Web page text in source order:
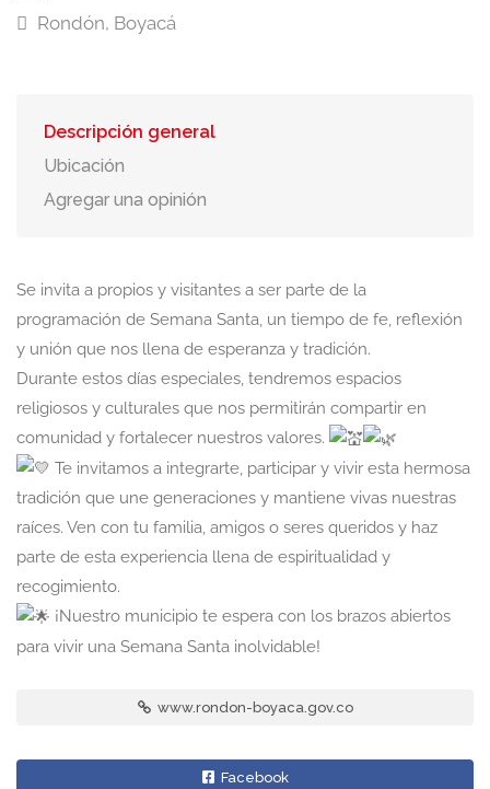
Rondón, Boyacá
Descripción general
Ubicación
Agregar una opinión
Se invita a propios y visitantes a ser parte de la
programación de Semana Santa, un tiempo de fe, reflexión
y unión que nos llena de esperanza y tradición.
Durante estos días especiales, tendremos espacios
religiosos y culturales que nos permitirán compartir en
comunidad y fortalecer nuestros valores.
Te invitamos a integrarte, participar y vivir esta hermosa
tradición que une generaciones y mantiene vivas nuestras
raíces. Ven con tu familia, amigos o seres queridos y haz
parte de esta experiencia llena de espiritualidad y
recogimiento.
¡Nuestro municipio te espera con los brazos abiertos
para vivir una Semana Santa inolvidable!
www.rondon-boyaca.gov.co
Facebook